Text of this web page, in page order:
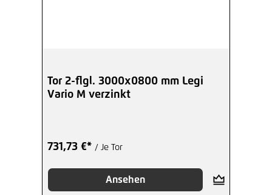
Tor 2-flgl. 3000x0800 mm Legi
Vario M verzinkt
731,73 €* / Je Tor
Ansehen